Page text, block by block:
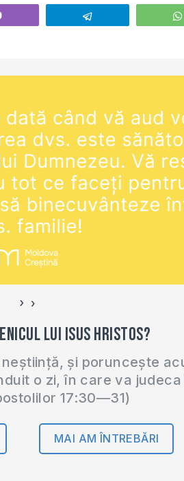
‹ ›
lui Isus Hristos?
și poruncește
o zi, în care va
17:30—31)
MAI AM ÎNTREBĂRI